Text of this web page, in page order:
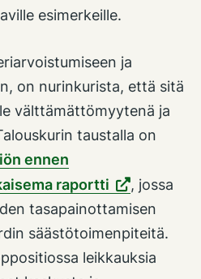
esimerkeille.
ja
on nurinkurista, että sitä
välttämättömyytenä ja
taustalla on
ennen
raportti
, jossa
tasapainottamisen
säästötoimenpiteitä.
leikkauksia